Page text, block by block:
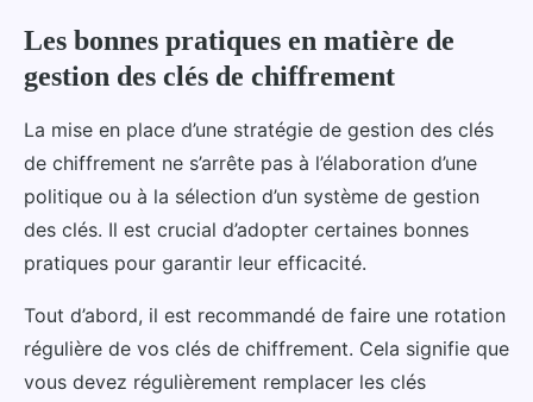
Les bonnes pratiques en matière de
gestion des clés de chiffrement
La mise en place d’une stratégie de gestion des clés
de chiffrement ne s’arrête pas à l’élaboration d’une
politique ou à la sélection d’un système de gestion
des clés. Il est crucial d’adopter certaines bonnes
pratiques pour garantir leur efficacité.
Tout d’abord, il est recommandé de faire une rotation
régulière de vos clés de chiffrement. Cela signifie que
vous devez régulièrement remplacer les clés